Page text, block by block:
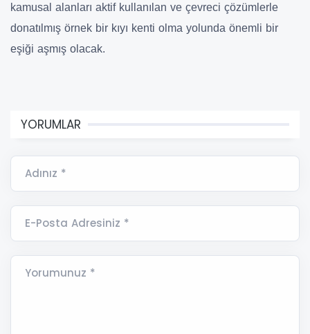
kamusal alanları aktif kullanılan ve çevreci çözümlerle
donatılmış örnek bir kıyı kenti olma yolunda önemli bir
eşiği aşmış olacak.
YORUMLAR
Adınız *
E-Posta Adresiniz *
Yorumunuz *